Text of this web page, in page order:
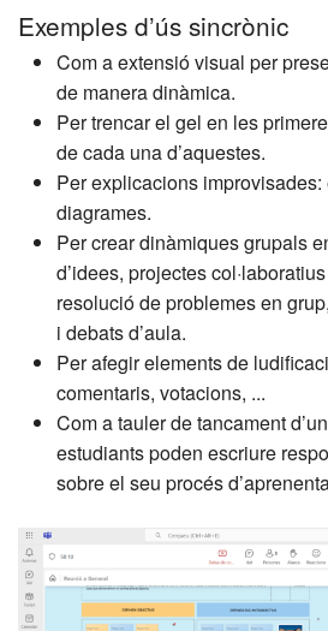
Exemples d’ús sincrònic
Com a extensió visual per
de manera dinàmica.
Per trencar el gel en les
de cada una d’aquestes.
Per explicacions
diagrames.
Per crear dinàmiques grupals
d’idees, projectes
resolució de problemes en
i debats d’aula.
Per afegir elements de
comentaris, votacions, ...
Com a tauler de tancament
estudiants poden escriure
sobre el seu procés